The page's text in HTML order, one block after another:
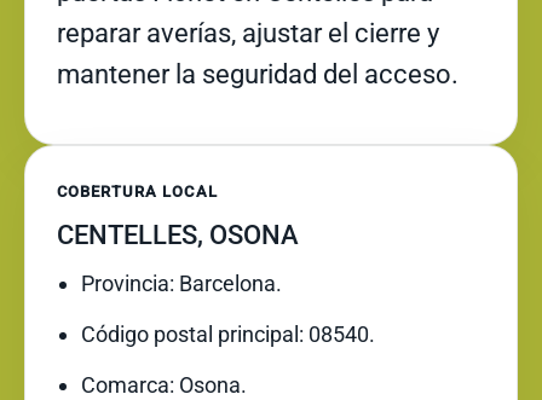
reparar averías, ajustar el cierre y
mantener la seguridad del acceso.
COBERTURA LOCAL
CENTELLES, OSONA
Provincia: Barcelona.
Código postal principal: 08540.
Comarca: Osona.